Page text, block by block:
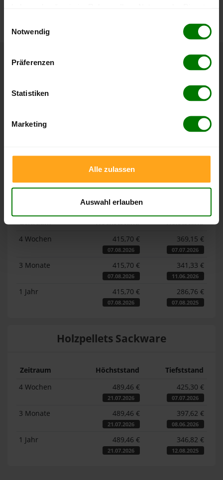
Notwendig
Präferenzen
Statistiken
Marketing
Alle zulassen
Auswahl erlauben
Höchst- und Tiefststände der
Pelletspreise für lose Holzpellets und Holzpellets
. Das dazugehörige Datum zeigt,
erreicht wurde.
Lose Holzpellets
4 Wochen
415,70 €
07.08.2026
369,15 €
07.07.2026
3 Monate 415,70 €
07.08.2026
341,33 €
11.06.2026
1 Jahr 415,70 €
07.08.2026
286,76 €
07.08.2025
Holzpellets Sackware
Zeitraum Höchststand
Tiefststand
4 Wochen
489,46 €
21.07.2026
425,30 €
07.07.2026
3 Monate 489,46 €
21.07.2026
397,62 €
08.06.2026
1 Jahr 489,46 €
21.07.2026
346,82 €
12.08.2025